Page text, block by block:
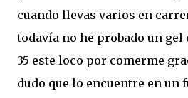
cuando llevas varios en
todavía no he probado un
35 este loco por comerme
dudo que lo encuentre en un